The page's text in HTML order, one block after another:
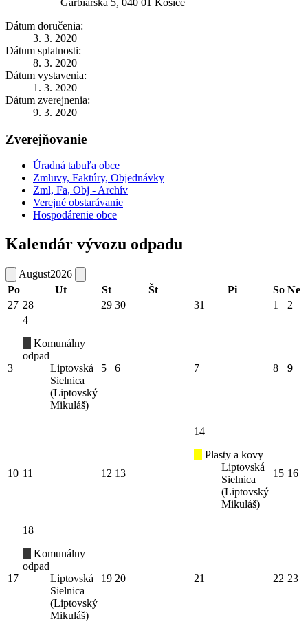
Dátum doručenia:
3. 3. 2020
Dátum splatnosti:
8. 3. 2020
Dátum vystavenia:
1. 3. 2020
Dátum zverejnenia:
9. 3. 2020
Zverejňovanie
Úradná tabuľa obce
Zmluvy, Faktúry, Objednávky
Zml, Fa, Obj - Archív
Verejné obstarávanie
Hospodárenie obce
Kalendár vývozu odpadu
August2026
Po
Ut St Št Pi So Ne
27 28 29 30 31 1 2
3
4
Komunálny
odpad
Liptovská
Sielnica
(Liptovský
Mikuláš)
5 6 7 8 9
10 11 12 13
14
Plasty a kovy
Liptovská
Sielnica
(Liptovský
Mikuláš)
15 16
17
18
Komunálny
odpad
Liptovská
Sielnica
(Liptovský
Mikuláš)
19 20 21 22 23